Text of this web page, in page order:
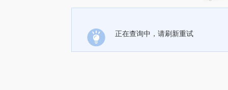
正在查询中，请刷新重试